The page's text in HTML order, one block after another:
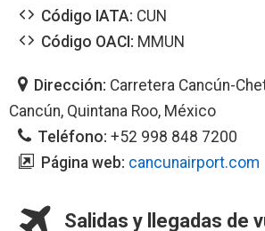
Código IATA: CUN
Código OACI: MMUN
Dirección: Carretera Cancún-
Cancún, Quintana Roo, México
Teléfono: +52 998 848 7200
Página web: cancunairport.com
Salidas y llegadas de